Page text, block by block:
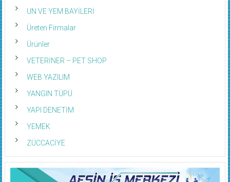
UN VE YEM BAYİLERİ
Üreten Firmalar
Ürünler
VETERİNER – PET SHOP
WEB YAZILIM
YANGIN TÜPÜ
YAPI DENETİM
YEMEK
ZÜCCACİYE